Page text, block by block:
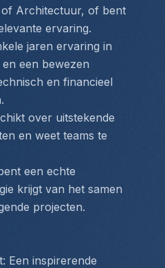
Architectuur, of bent
ervaring.
jaren ervaring in
een bewezen
en financieel
over uitstekende
en weet teams te
een echte
krijgt van het samen
projecten.
Een inspirerende